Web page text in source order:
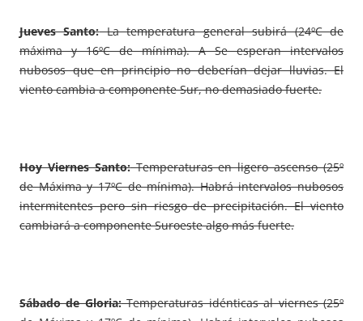
Jueves Santo:La temperatura general subirá (24ºC de
máxima y 16ºC de mínima). A Se esperan intervalos
nubosos que en principio no deberían dejar lluvias. El
viento cambia a componente Sur, no demasiado fuerte.
Hoy Viernes Santo:Temperaturas en ligero ascenso (25º
de Máxima y 17ºC de mínima). Habrá intervalos nubosos
intermitentes pero sin riesgo de precipitación. El viento
cambiará a componente Suroeste algo más fuerte.
Sábado de Gloria:Temperaturas idénticas al viernes (25º